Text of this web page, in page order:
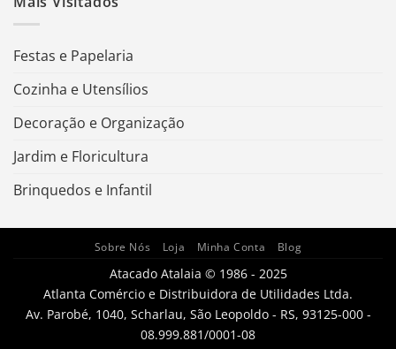
Festas e Papelaria
Cozinha e Utensílios
Decoração e Organização
Jardim e Floricultura
Brinquedos e Infantil
Sobre Nós Loja Minha Conta Blog
Atacado Atalaia © 1986 - 2025
Atlanta Comércio e Distribuidora de Utilidades Ltda.
Av. Parobé, 1040, Scharlau, São Leopoldo - RS, 93125-000 -
08.999.881/0001-08